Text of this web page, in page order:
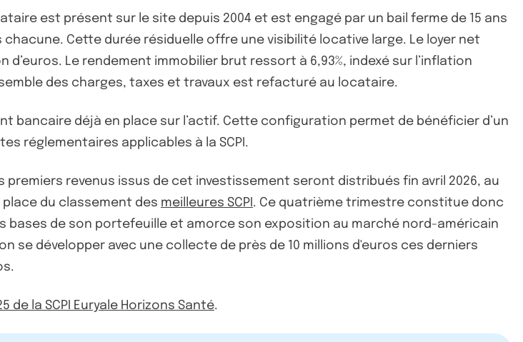
est présent sur le site depuis 2004 et est engagé par un bail ferme de 15 ans
Cette durée résiduelle offre une visibilité locative large. Le loyer net
d’euros. Le rendement immobilier brut ressort à 6,93%, indexé sur l’inflation
des charges, taxes et travaux est refacturé au locataire.
bancaire déjà en place sur l’actif. Cette configuration permet de bénéficier d’un
réglementaires applicables à la SCPI.
premiers revenus issus de cet investissement seront distribués fin avril 2026, au
du classement des meilleures SCPI . Ce quatrième trimestre constitue donc
bases de son portefeuille et amorce son exposition au marché nord-américain
se développer avec une collecte de près de 10 millions d'euros ces derniers
de la SCPI Euryale Horizons Santé.